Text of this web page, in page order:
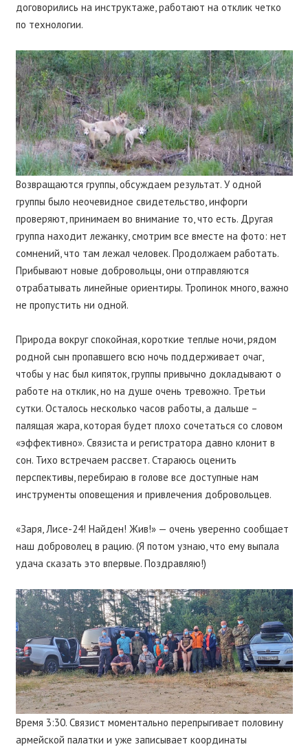
договорились на инструктаже, работают на отклик четко
по технологии.
Возвращаются группы, обсуждаем результат. У одной
группы было неочевидное свидетельство, инфорги
проверяют, принимаем во внимание то, что есть. Другая
группа находит лежанку, смотрим все вместе на фото: нет
сомнений, что там лежал человек. Продолжаем работать.
Прибывают новые добровольцы, они отправляются
отрабатывать линейные ориентиры. Тропинок много, важно
не пропустить ни одной.
Природа вокруг спокойная, короткие теплые ночи, рядом
родной сын пропавшего всю ночь поддерживает очаг,
чтобы у нас был кипяток, группы привычно докладывают о
работе на отклик, но на душе очень тревожно. Третьи
сутки. Осталось несколько часов работы, а дальше –
палящая жара, которая будет плохо сочетаться со словом
«эффективно». Связиста и регистратора давно клонит в
сон. Тихо встречаем рассвет. Стараюсь оценить
перспективы, перебираю в голове все доступные нам
инструменты оповещения и привлечения добровольцев.
«Заря, Лисе-24! Найден! Жив!» — очень уверенно сообщает
наш доброволец в рацию. (Я потом узнаю, что ему выпала
удача сказать это впервые. Поздравляю!)
Время 3:30. Связист моментально перепрыгивает половину
армейской палатки и уже записывает координаты